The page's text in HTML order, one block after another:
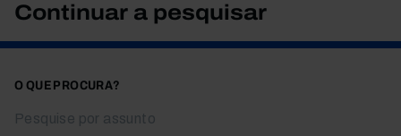
Continuar a pesquisar
O QUE PROCURA?